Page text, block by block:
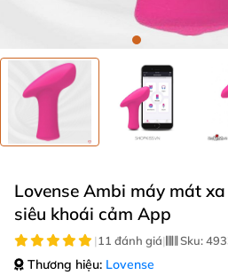
Lovense Ambi máy mát
siêu khoái cảm App
|11 đánh giá| Sku:
Thương hiệu: Lovense